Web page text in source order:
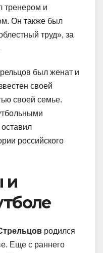
тренером и
Он также был
труд», за
был женат и
своей
своей семье.
российского
и
родился
Еще с раннего